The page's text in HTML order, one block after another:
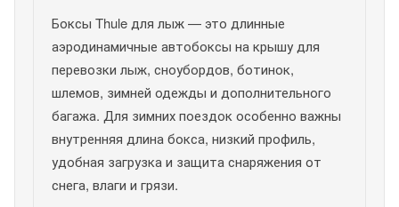
Боксы Thule для лыж — это длинные
аэродинамичные автобоксы на крышу для
перевозки лыж, сноубордов, ботинок,
шлемов, зимней одежды и дополнительного
багажа. Для зимних поездок особенно важны
внутренняя длина бокса, низкий профиль,
удобная загрузка и защита снаряжения от
снега, влаги и грязи.